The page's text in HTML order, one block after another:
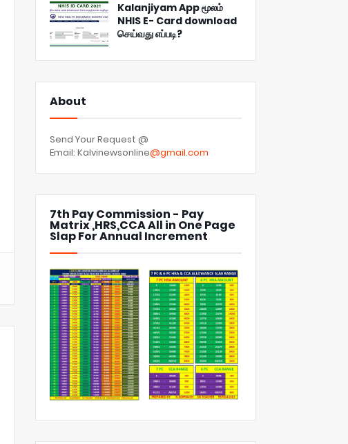
Kalanjiyam App மூலம்
NHIS E- Card download
செய்வது எப்படி?
About
Send Your Request @
Email: Kalvinewsonline@gmail.com
7th Pay Commission - Pay
Matrix ,HRS,CCA All in One Page
Slap For Annual Increment